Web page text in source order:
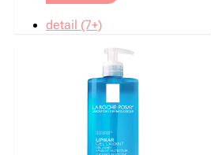
detail (7+)